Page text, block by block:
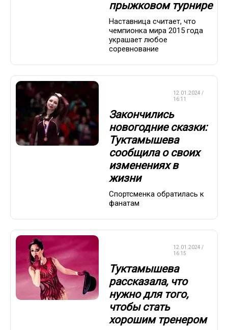
прыжковом турнире
Наставница считает, что
чемпионка мира 2015 года
украшает любое
соревнование
12.01.2024 /
16:11
Закончились
новогодние сказки:
Туктамышева
сообщила о своих
изменениях в
жизни
Спортсменка обратилась к
фанатам
12.01.2024 /
16:15
Туктамышева
рассказала, что
нужно для того,
чтобы стать
хорошим тренером